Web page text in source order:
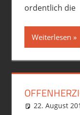
ordentlich die
Weiterlesen
22. August